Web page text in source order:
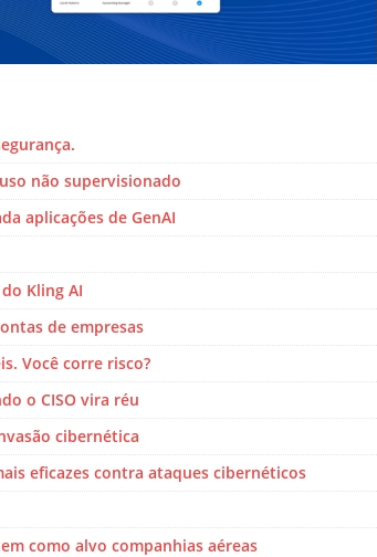
não supervisionado
aplicações de GenAI
Kling AI
de empresas
Você corre risco?
o CISO vira réu
cibernética
eficazes contra ataques cibernéticos
como alvo companhias aéreas